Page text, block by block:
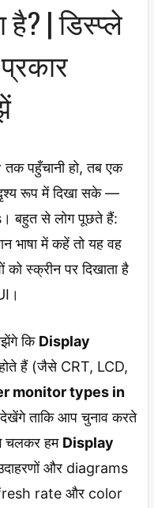
है? | डिस्प्ले
पहुँचानी हो, तब एक
रूप में दिखा सके —
बहुत से लोग पूछते हैं:
भाषा में कहें तो यह वह
स्क्रीन पर दिखाता है
कि Display
हैं (जैसे CRT, LCD,
monitor types in
ताकि आप चुनाव करते
चलकर हम Display
और diagrams
rate और color